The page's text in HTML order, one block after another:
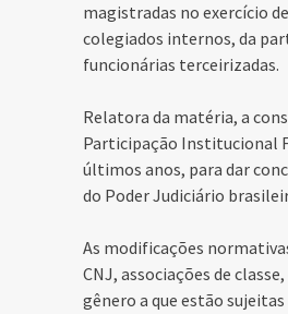
magistradas no exercício
colegiados internos, da
funcionárias terceirizadas.
Relatora da matéria, a
Participação Institucional
últimos anos, para dar
do Poder Judiciário
As modificações
CNJ, associações de
gênero a que estão